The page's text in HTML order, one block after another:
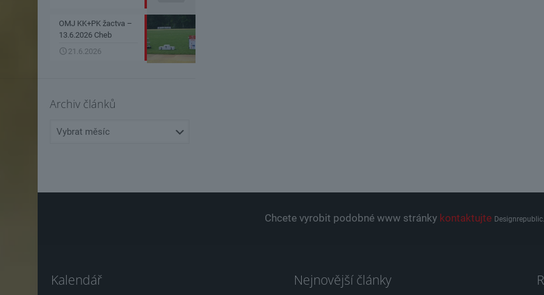
OMJ KK+PK žactva –
13.6.2026 Cheb
21.6.2026
Archiv článků
článků
Chcete vyrobit podobné www stránky kontaktujte
Kalendář Nejnovější články